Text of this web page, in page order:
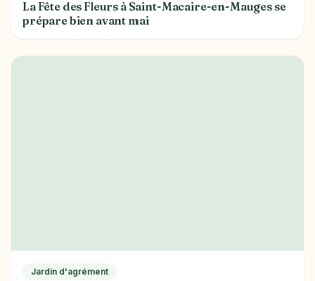
La Fête des Fleurs à Saint-Macaire-en-Mauges se
prépare bien avant mai
Jardin d'agrément